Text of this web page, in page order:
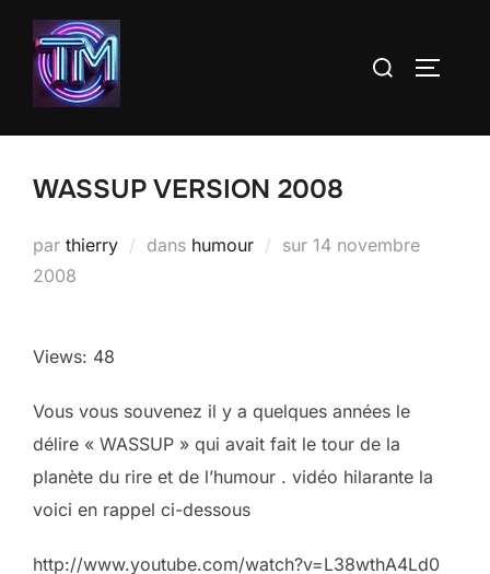
Aller
contenu
Rechercher :
WASSUP VERSION 2008
par thierry dans humour sur Publié
14 novembre
2008
Views: 48
Vous vous souvenez il y a quelques années le
délire « WASSUP » qui avait fait le tour de la
planète du rire et de l’humour . vidéo hilarante la
voici en rappel ci-dessous
http://www.youtube.com/watch?v=L38wthA4Ld0